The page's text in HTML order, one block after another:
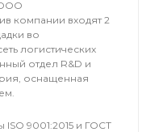
компании входят 2
во
логистических
отдел R&D и
оснащенная
9001:2015 и ГОСТ